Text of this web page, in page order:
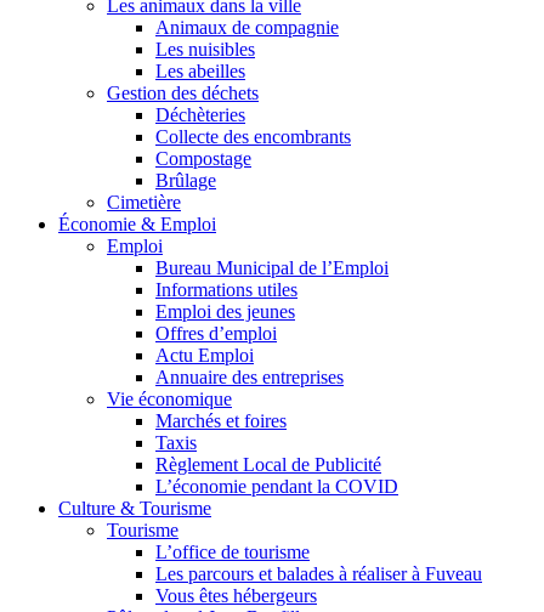
Les animaux dans la ville
Animaux de compagnie
Les nuisibles
Les abeilles
Gestion des déchets
Déchèteries
Collecte des encombrants
Compostage
Brûlage
Cimetière
Économie & Emploi
Emploi
Bureau Municipal de l’Emploi
Informations utiles
Emploi des jeunes
Offres d’emploi
Actu Emploi
Annuaire des entreprises
Vie économique
Marchés et foires
Taxis
Règlement Local de Publicité
L’économie pendant la COVID
Culture & Tourisme
Tourisme
L’office de tourisme
Les parcours et balades à réaliser à Fuveau
Vous êtes hébergeurs